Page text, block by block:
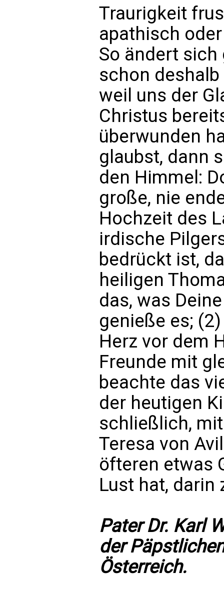
Traurigkeit
apathisch
So ändert
schon
weil uns der
Christus
überwunden
glaubst, dann
den Himmel:
große, nie
Hochzeit des
irdische
bedrückt ist,
heiligen
das, was
genieße es;
Herz vor dem
Freunde mit
beachte das
der heutigen
schließlich,
Teresa von
öfteren etwas
Lust hat, darin
Pater Dr. Karl
der
Österreich.